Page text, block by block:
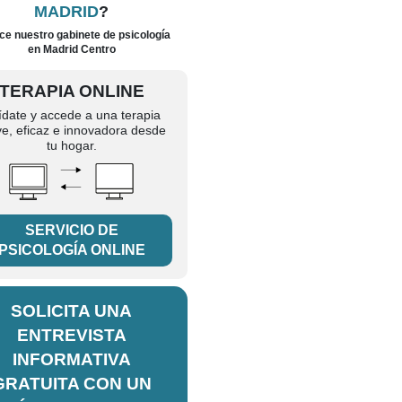
MADRID?
nuestro gabinete de psicología
en Madrid Centro
ONLINE
y accede a una terapia
eficaz e innovadora desde
tu hogar.
SERVICIO DE
ONLINE
SOLICITA UNA
ENTREVISTA
INFORMATIVA
CON UN